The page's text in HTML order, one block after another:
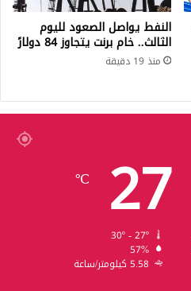
النفط يواصل الصعود لليوم
الثالث.. خام برنت يتجاوز 84 دولارً
منذ 19 دقيقة
27
℃
57%
5.58 كيلومتر/ساعة